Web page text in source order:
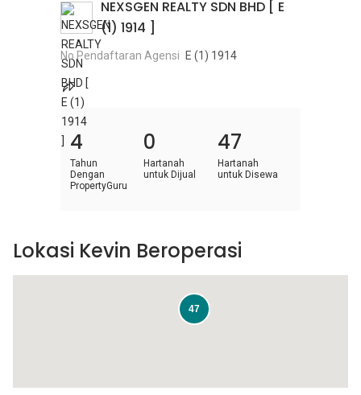
NEXSGEN REALTY SDN BHD [ E
(1) 1914 ]
No Pendaftaran Agensi E (1) 1914
4
Tahun
Dengan
PropertyGuru
0
Hartanah
untuk Dijual
47
Hartanah
untuk Disewa
47
Lokasi Kevin Beroperasi